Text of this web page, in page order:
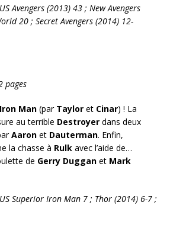
Avengers (2013) 43 ; New Avengers
20 ; Secret Avengers (2014) 12-
pages
Iron Man (par Taylor et Cinar) ! La
au terrible Destroyer dans deux
Aaron et Dauterman. Enfin,
la chasse à Rulk avec l’aide de…
de Gerry Duggan et Mark
Superior Iron Man 7 ; Thor (2014) 6-7 ;